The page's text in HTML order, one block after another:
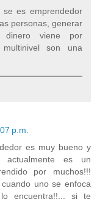
es emprendedor
personas, generar
dinero viene por
son una
p.m.
es muy bueno y
actualmente es un
por muchos!!!
uno se enfoca
encuentra!!... si te